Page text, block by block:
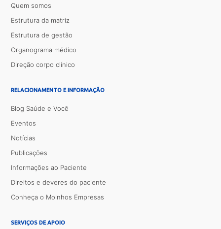
Quem somos
Estrutura da matriz
Estrutura de gestão
Organograma médico
Direção corpo clínico
RELACIONAMENTO E INFORMAÇÃO
Blog Saúde e Você
Eventos
Notícias
Publicações
Informações ao Paciente
Direitos e deveres do paciente
Conheça o Moinhos Empresas
SERVIÇOS DE APOIO